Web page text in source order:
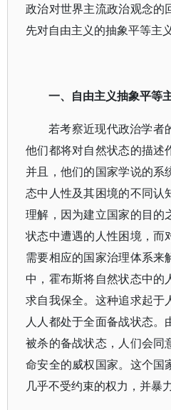
政治对世界主流政治观念的
先对自由主义的抽象平等主
一、自由主义抽象平等
若考察近现代政治学者
他们都将对自然状态的描述
并且，他们的国家学说的系
态中人性及其困境的不同认
理解，因为建立国家的目的
状态中遭遇的人性困境，而
需要相应的国家治理体系来
中，霍布斯将自然状态中的
求自我保全。这种追求起于
人人都处于全面备战状态。
被杀的备战状态，人们会同
命安全的威权国家。这个国
几乎不受约束的权力，并